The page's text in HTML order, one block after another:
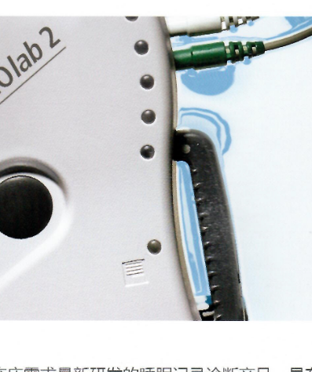
额外提供4导生物电
EMG，EOG等
集成呼吸努力胸动传
术，以及提高监测精度
通过P-T适配技术，
可选：呼吸努力（呼